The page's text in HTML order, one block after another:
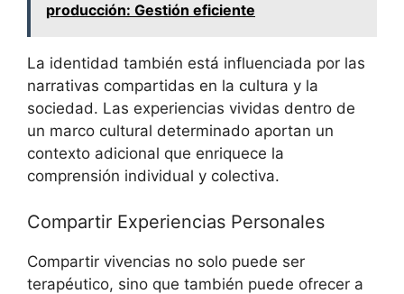
producción: Gestión eficiente
La identidad también está influenciada por las
narrativas compartidas en la cultura y la
sociedad. Las experiencias vividas dentro de
un marco cultural determinado aportan un
contexto adicional que enriquece la
comprensión individual y colectiva.
Compartir Experiencias Personales
Compartir vivencias no solo puede ser
terapéutico, sino que también puede ofrecer a